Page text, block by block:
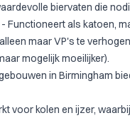
biervaten die
Functioneert als katoen,
maar VP's te
mogelijk moeilijker).
in Birmingham
voor kolen en ijzer,